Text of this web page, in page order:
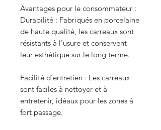
Avantages pour le consommateur :
Durabilité : Fabriqués en porcelaine
de haute qualité, les carreaux sont
résistants à l'usure et conservent
leur esthétique sur le long terme.
Facilité d'entretien : Les carreaux
sont faciles à nettoyer et à
entretenir, idéaux pour les zones à
fort passage.